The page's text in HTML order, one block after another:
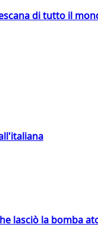
di tutto il
lasciò la bomba